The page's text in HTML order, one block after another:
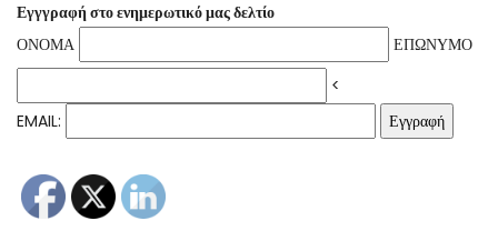
Εγγγραφή στο ενημερωτικό μας δελτίο
ΟΝΟΜΑ
ΕΠΩΝΥΜΟ
<
EMAIL: